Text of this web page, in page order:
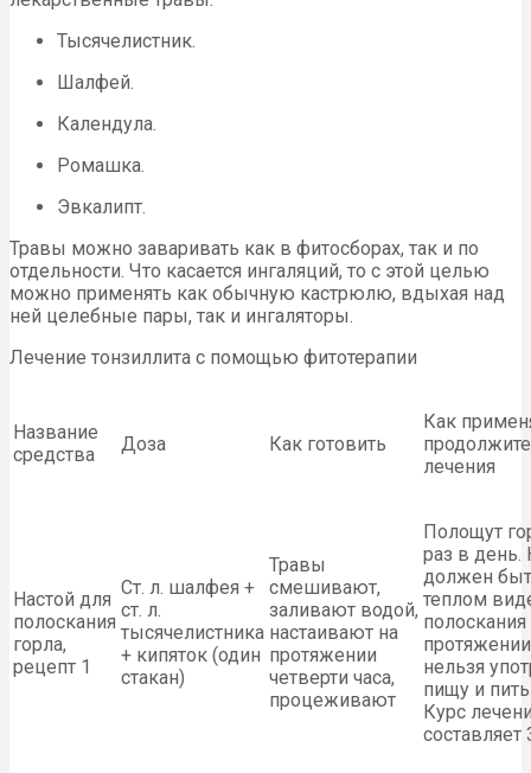
Тысячелистник.
Шалфей.
Календула.
Ромашка.
Эвкалипт.
Травы можно заваривать как в фитосборах, так и по
отдельности. Что касается ингаляций, то с этой целью
можно применять как обычную кастрюлю, вдыхая над
ней целебные пары, так и ингаляторы.
Лечение тонзиллита с помощью фитотерапии
Название
средства
Доза Как готовить
Как
лечения
Настой для
полоскания
горла,
рецепт 1
Ст. л. шалфея +
ст. л.
тысячелистника
+ кипяток (один
стакан)
Травы
смешивают,
заливают водой,
настаивают на
протяжении
четверти часа,
процеживают
Полощут
раз в день.
должен
теплом
полоскания
нельзя
пищу и
Курс
составляет